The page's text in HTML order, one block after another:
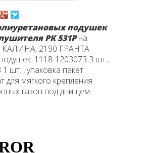
подушек
РК 531Рна
КАЛИНА, 2190 ГРАНТА
1118-1203073 3 шт.,
шт. , упаковка пакет.
для мягкого крепления
газов под днищем